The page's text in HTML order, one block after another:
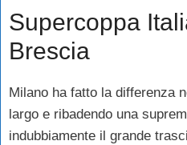
Supercoppa
Brescia
Milano ha fatto la differenza
largo e ribadendo una
indubbiamente il grande